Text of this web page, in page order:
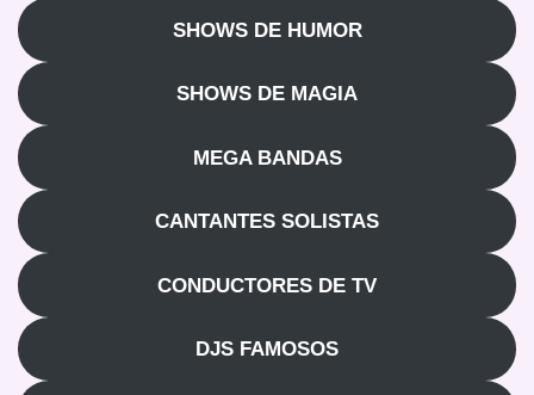
SHOWS DE HUMOR
SHOWS DE MAGIA
MEGA BANDAS
CANTANTES SOLISTAS
CONDUCTORES DE TV
DJS FAMOSOS